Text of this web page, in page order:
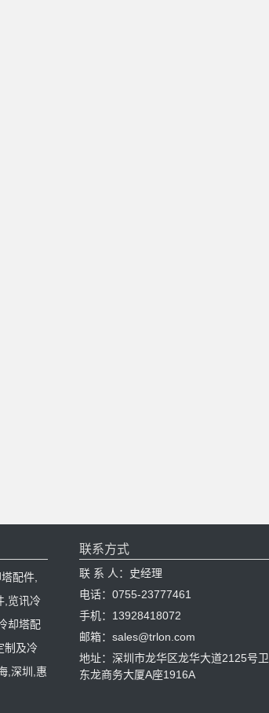
配件,
,览讯冷
却塔配
制及冷
,深圳,惠
联系方式
联 系 人：史经理
电话：0755-23777461
手机：13928418072
邮箱：sales@trlon.com
地址：深圳市龙华区龙华大道2125号卫
东龙商务大厦A座1916A